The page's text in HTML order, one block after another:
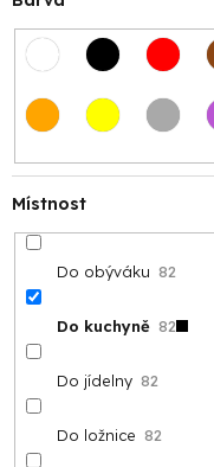
Místnost
Do obýváku 82
Do kuchyně 82
Do jídelny 82
Do ložnice 82